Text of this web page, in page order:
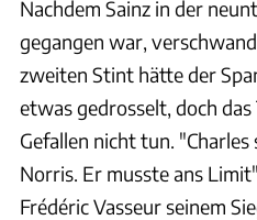
Nachdem Sainz in der
gegangen war,
zweiten Stint hätte der
etwas gedrosselt, doch
Gefallen nicht tun.
Norris. Er musste ans
Frédéric Vasseur seinem